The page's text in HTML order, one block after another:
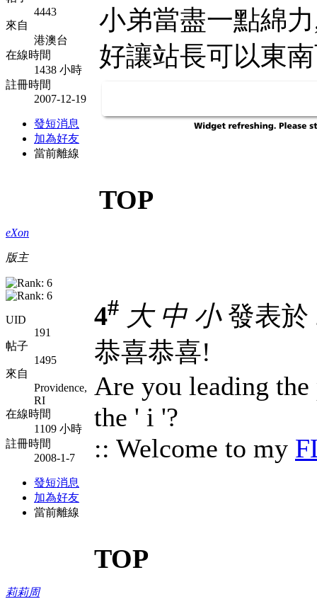
4443
來自
港澳台
在線時間
1438 小時
註冊時間
2007-12-19
發短消息
加為好友
當前離線
小弟當盡一點綿
好讓站長可以東
TOP
eXon
版主
UID
191
帖子
1495
來自
Providence,
RI
在線時間
1109 小時
註冊時間
2008-1-7
發短消息
加為好友
當前離線
4# 大 中 小發表於
恭喜恭喜!
Are you leading
the ' i '?
:: Welcome to my
TOP
莉莉周